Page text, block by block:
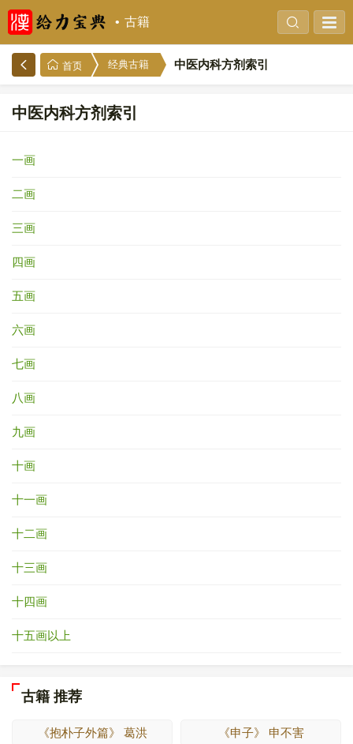
古籍
首页 经典古籍 中医内科方剂索引
中医内科方剂索引
一画
二画
三画
四画
五画
六画
七画
八画
九画
十画
十一画
十二画
十三画
十四画
十五画以上
古籍 推荐
《抱朴子外篇》 葛洪 《申子》 申不害